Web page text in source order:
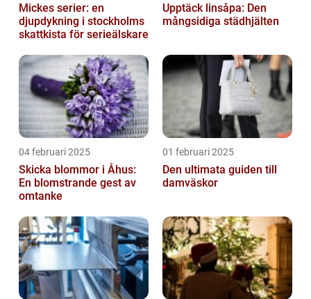
Mickes serier: en
djupdykning i stockholms
skattkista för serieälskare
Upptäck linsåpa: Den
mångsidiga städhjälten
04 februari 2025
Skicka blommor i Åhus:
En blomstrande gest av
omtanke
01 februari 2025
Den ultimata guiden till
damväskor